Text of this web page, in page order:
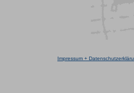
Impressum +